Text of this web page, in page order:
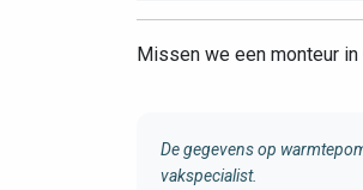
Missen we een monteur
De gegevens op
vakspecialist.